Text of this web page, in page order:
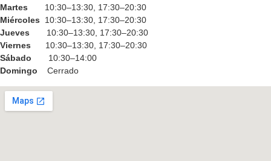
Martes 10:30–13:30, 17:30–20:30
Miércoles 10:30–13:30, 17:30–20:30
Jueves 10:30–13:30, 17:30–20:30
Viernes 10:30–13:30, 17:30–20:30
Sábado
10:30–14:00
Domingo
Cerrado